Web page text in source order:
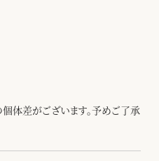
体差がございます。予めご了承